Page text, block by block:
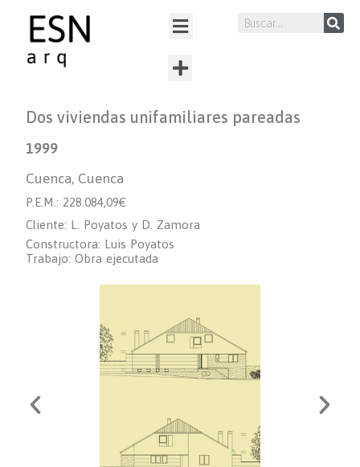
Dos viviendas unifamiliares pareadas
1999
Cuenca, Cuenca
P.E.M.: 228.084,09€
Cliente: L. Poyatos y D. Zamora
Constructora: Luis Poyatos
Trabajo: Obra ejecutada